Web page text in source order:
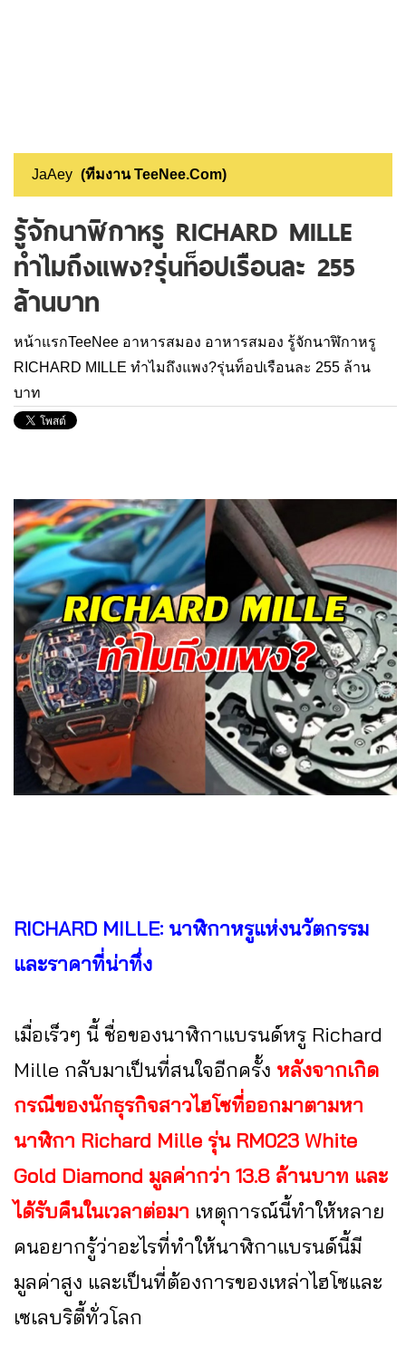
JaAey (ทีมงาน TeeNee.Com)
รู้จักนาฬิกาหรู RICHARD MILLE
ทำไมถึงแพง?รุ่นท็อปเรือนละ 255
ล้านบาท
หน้าแรกTeeNee อาหารสมอง อาหารสมอง รู้จักนาฬิกาหรู
RICHARD MILLE ทำไมถึงแพง?รุ่นท็อปเรือนละ 255 ล้าน
บาท
RICHARD MILLE: นาฬิกาหรูแห่งนวัตกรรม
และราคาที่น่าทึ่ง
เมื่อเร็วๆ นี้ ชื่อของนาฬิกาแบรนด์หรู Richard
Mille กลับมาเป็นที่สนใจอีกครั้ง หลังจากเกิด
กรณีของนักธุรกิจสาวไฮโซที่ออกมาตามหา
นาฬิกา Richard Mille รุ่น RM023 White
Gold Diamond มูลค่ากว่า 13.8 ล้านบาท และ
ได้รับคืนในเวลาต่อมา เหตุการณ์นี้ทำให้หลาย
คนอยากรู้ว่าอะไรที่ทำให้นาฬิกาแบรนด์นี้มี
มูลค่าสูง และเป็นที่ต้องการของเหล่าไฮโซและ
เซเลบริตี้ทั่วโลก